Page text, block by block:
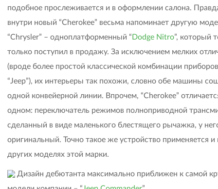
подобное прослеживается и в оформлении салона.
внутри новый “Cherokee” весьма напоминает другую
“Chrysler” – одноплатформенный “Dodge Nitro”, который
только поступил в продажу. За исключением мелких
(вроде более простой классической комбинации
“Jeep”), их интерьеры так похожи, словно обе машины
одной конвейерной линии. Впрочем, “Cherokee”
одном: переключатель режимов полноприводной
сделанный в виде маленького блестящего рычажка, у
оригинальный. Точно такое же устройство применяется и
других моделях этой марки.
Дизайн дебютанта максимально приближен к самой